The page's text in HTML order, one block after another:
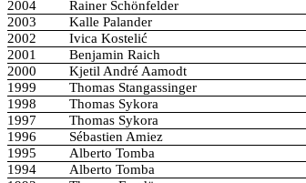
2004
Rainer Schönfelder
2003
Kalle Palander
2002
Ivica Kostelić
2001
Benjamin Raich
2000
Kjetil André Aamodt
1999
Thomas Stangassinger
1998
Thomas Sykora
1997
Thomas Sykora
1996
Sébastien Amiez
1995
Alberto Tomba
1994
Alberto Tomba